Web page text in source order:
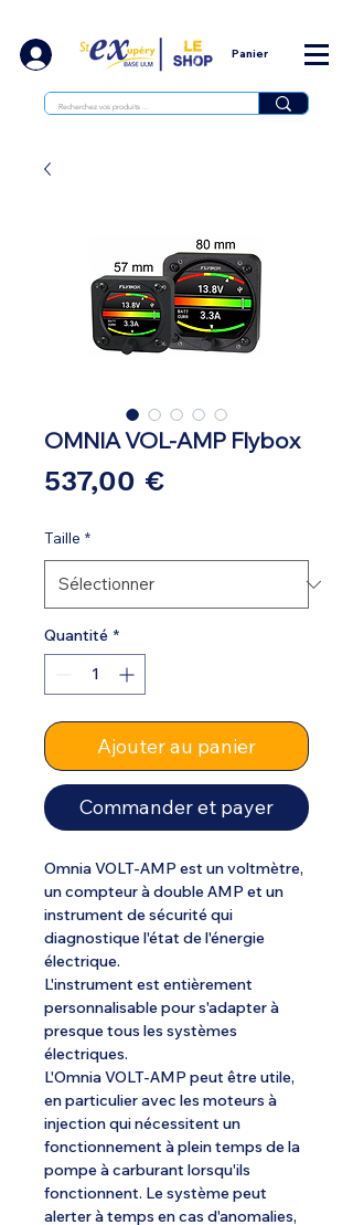
Panier
OMNIA VOL-AMP Flybox
537,00 €Prix
Taille *
Quantité *
Ajouter au panier
Commander et payer
Omnia VOLT-AMP est un voltmètre,
un compteur à double AMP et un
instrument de sécurité qui
diagnostique l'état de l'énergie
électrique.
L'instrument est entièrement
personnalisable pour s'adapter à
presque tous les systèmes
électriques.
L'Omnia VOLT-AMP peut être utile,
en particulier avec les moteurs à
injection qui nécessitent un
fonctionnement à plein temps de la
pompe à carburant lorsqu'ils
fonctionnent. Le système peut
alerter à temps en cas d'anomalies,